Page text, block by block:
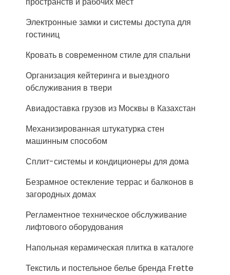
Электронные замки и системы доступа для
гостиниц
Кровать в современном стиле для спальни
Организация кейтеринга и выездного
обслуживания в твери
Авиадоставка грузов из Москвы в Казахстан
Механизированная штукатурка стен
машинным способом
Сплит-системы и кондиционеры для дома
Безрамное остекление террас и балконов в
загородных домах
Регламентное техническое обслуживание
лифтового оборудования
Напольная керамическая плитка в каталоге
Текстиль и постельное белье бренда Frette